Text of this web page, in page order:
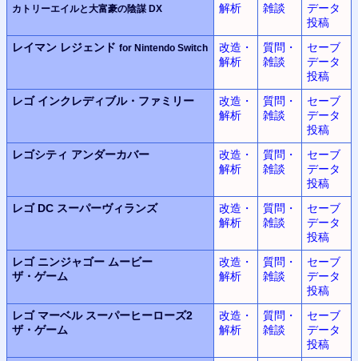
カトリーエイルと大富豪の陰謀 DX
解析
雑談
データ
投稿
レイマン レジェンド for Nintendo Switch
改造・
解析
質問・
雑談
セーブ
データ
投稿
レゴ インクレディブル・ファミリー
改造・
解析
質問・
雑談
セーブ
データ
投稿
レゴシティ アンダーカバー
改造・
解析
質問・
雑談
セーブ
データ
投稿
レゴ DC スーパーヴィランズ
改造・
解析
質問・
雑談
セーブ
データ
投稿
レゴ ニンジャゴー ムービー
ザ・ゲーム
改造・
解析
質問・
雑談
セーブ
データ
投稿
レゴ マーベル スーパーヒーローズ2
ザ・ゲーム
改造・
解析
質問・
雑談
セーブ
データ
投稿